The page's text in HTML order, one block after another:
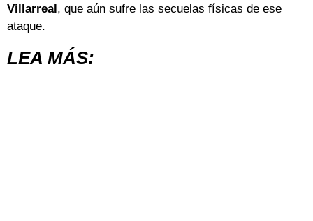
Villarreal, que aún sufre las secuelas físicas de ese
ataque.
LEA MÁS: